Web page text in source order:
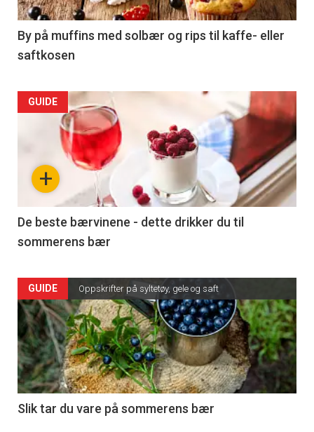
By på muffins med solbær og rips til kaffe- eller
saftkosen
+
GUIDE
De beste bærvinene - dette drikker du til
sommerens bær
GUIDE Oppskrifter på syltetøy, gele og saft
Slik tar du vare på sommerens bær